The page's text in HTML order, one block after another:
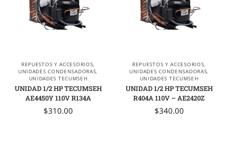
REPUESTOS Y ACCESORIOS,
UNIDADES CONDENSADORAS,
UNIDADES TECUMSEH
UNIDAD 1/2 HP TECUMSEH
AE4450Y 110V R134A
$310.00
REPUESTOS Y ACCESORIOS,
UNIDADES CONDENSADORAS,
UNIDADES TECUMSEH
UNIDAD 1/2 HP TECUMSEH
R404A 110V – AE2420Z
$340.00